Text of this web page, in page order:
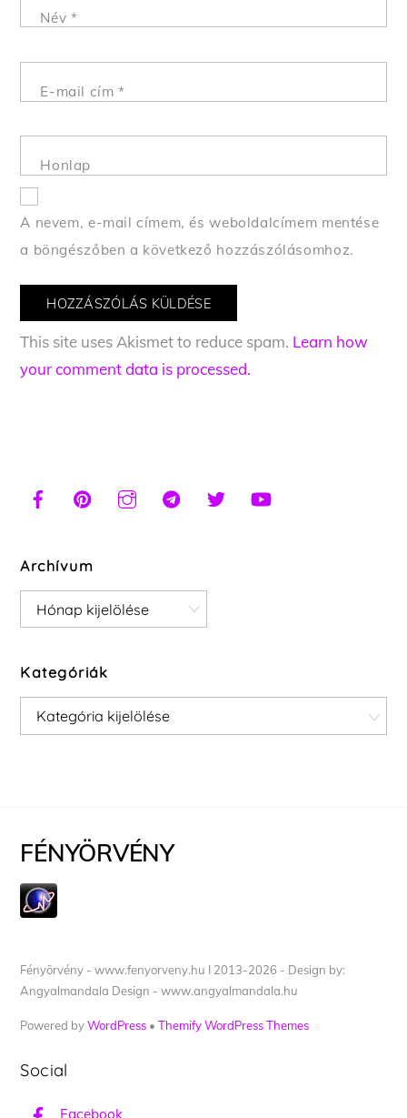
Név *
E-mail cím*
Honlap
A nevem, e-mail címem, és weboldalcímem mentése
a böngészőben a következő hozzászólásomhoz.
This site uses Akismet to reduce spam. Learn how
your comment data is processed.
Archívum
Archívum
Kategóriák
Kategóriák
FÉNYÖRVÉNY
Fényörvény - www.fenyorveny.hu I 2013-2026 - Design by:
Angyalmandala Design - www.angyalmandala.hu
Powered byWordPress •Themify WordPress Themes
Social
Facebook